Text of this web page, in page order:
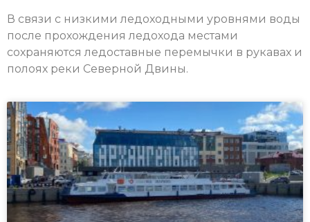
В связи с низкими ледоходными уровнями воды
после прохождения ледохода местами
сохраняются ледоставные перемычки в рукавах и
полоях реки Северной Двины.